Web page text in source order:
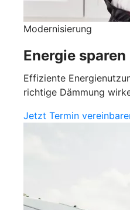
Modernisierung
Energie sparen
Effiziente
richtige Dämmung
Jetzt Termin